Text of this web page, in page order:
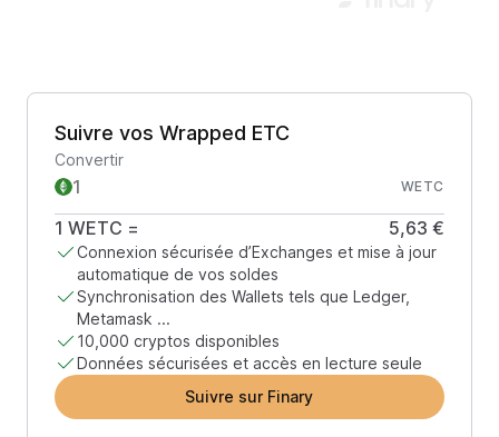
Suivre vos Wrapped ETC
Convertir
WETC
1 WETC = 5,63 €
Connexion sécurisée d’Exchanges et mise à jour
automatique de vos soldes
Synchronisation des Wallets tels que Ledger,
Metamask ...
10,000 cryptos disponibles
Données sécurisées et accès en lecture seule
Suivre sur Finary